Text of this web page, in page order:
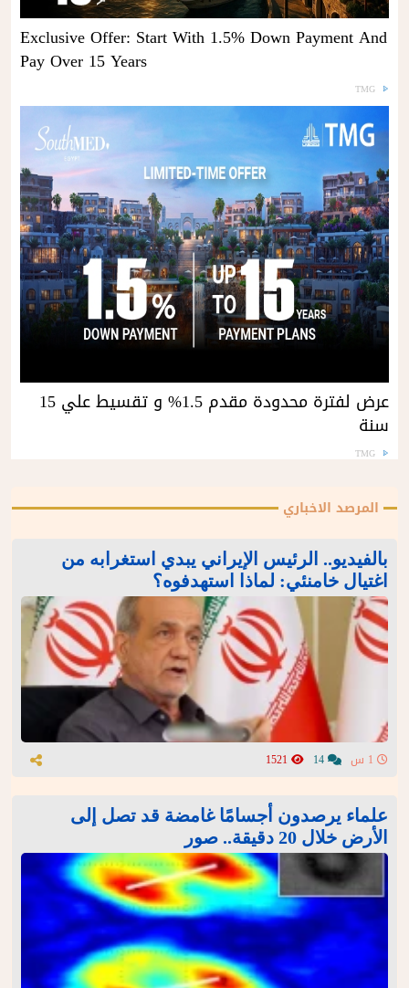
Exclusive Offer: Start With 1.5% Down Payment And
Pay Over 15 Years
TMG
عرض لفترة محدودة مقدم 1.5% و تقسيط علي 15
سنة
TMG
المرصد الاخباري
بالفيديو.. الرئيس الإيراني يبدي استغرابه من
اغتيال خامنئي: لماذا استهدفوه؟
علماء يرصدون أجسامًا غامضة قد تصل إلى
الأرض خلال 20 دقيقة.. صور